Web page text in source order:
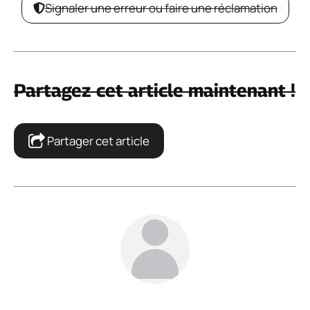
Signaler une erreur ou faire une réclamation
Partagez cet article maintenant !
Partager cet article